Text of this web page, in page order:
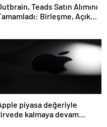
Teads Satın Alımını
Birleşme, Açık
piyasa değeriyle
kalmaya devam